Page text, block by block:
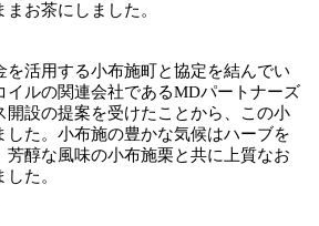
お茶にしました。
活用する小布施町と協定を結んでい
イルの関連会社であるMDパートナーズ
開設の提案を受けたことから、この小
した。小布施の豊かな気候はハーブを
芳醇な風味の小布施栗と共に上質なお
た。